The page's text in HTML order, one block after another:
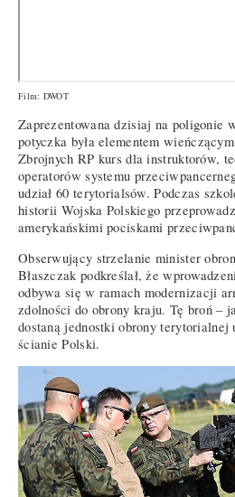
Film: DWOT
Zaprezentowana dzisiaj na poligonie
potyczka była elementem
Zbrojnych RP kurs dla instruktorów,
operatorów systemu
udział 60 terytorialsów. Podczas
historii Wojska Polskiego
amerykańskimi pociskami
Obserwujący strzelanie minister
Błaszczak podkreślał, że
odbywa się w ramach modernizacji
zdolności do obrony kraju. Tę broń –
dostaną jednostki obrony terytorialnej
ścianie Polski.